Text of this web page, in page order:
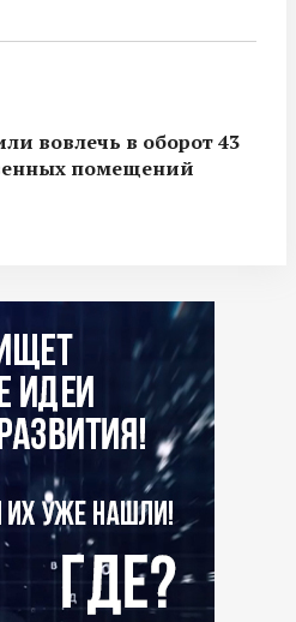
вовлечь в оборот 43
помещений